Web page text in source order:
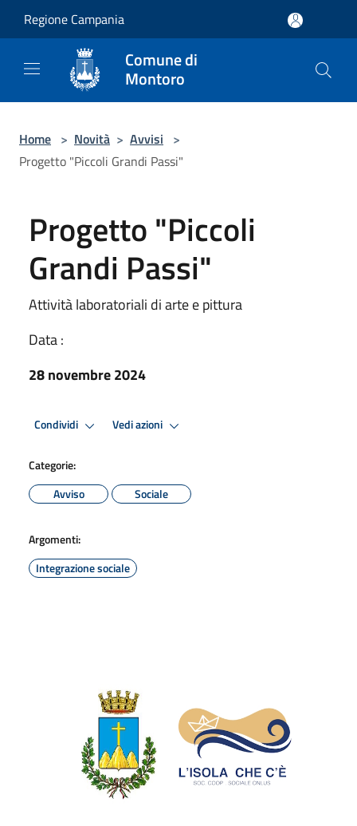
Regione Campania
Comune di
Montoro
Home > Novità > Avvisi >
Progetto "Piccoli Grandi Passi"
Progetto "Piccoli
Grandi Passi"
Attività laboratoriali di arte e pittura
Data :
28 novembre 2024
Condividi Vedi azioni
Categorie:
Avviso
Sociale
Argomenti:
Integrazione sociale